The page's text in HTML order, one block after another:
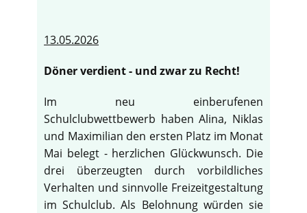
13.05.2026
Döner verdient - und zwar zu Recht!
Im neu einberufenen
Schulclubwettbewerb haben Alina, Niklas
und Maximilian den ersten Platz im Monat
Mai belegt - herzlichen Glückwunsch. Die
drei überzeugten durch vorbildliches
Verhalten und sinnvolle Freizeitgestaltung
im Schulclub. Als Belohnung würden sie